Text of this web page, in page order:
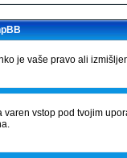
je vaše pravo ali
vstop pod tvojim